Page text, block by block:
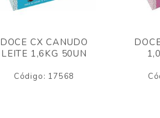
DOCE CX CANUDO
LEITE 1,6KG 50UN
Código: 17568